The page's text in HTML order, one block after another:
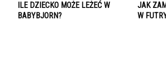
ILE DZIECKO MOŻE LEŻEĆ W
BABYBJORN?
JAK
W